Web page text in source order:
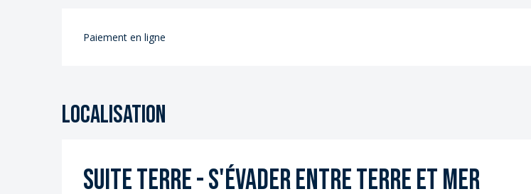
Paiement en ligne
Localisation
Suite Terre - S'évader entre terre et mer